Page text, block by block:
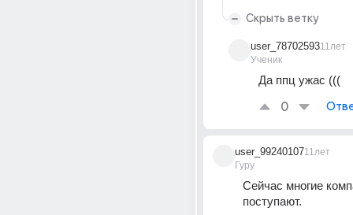
Скрыть ветку
user_78702593
Ученик
11лет
Да ппц ужас (((
0
user_99240107
Гуру
11лет
Сейчас многие
поступают.